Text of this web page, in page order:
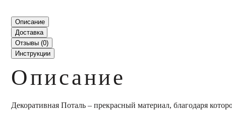
Описание
Доставка
Отзывы (0)
Инструкции
Описание
Декоративная Поталь – прекрасный материал, благодаря